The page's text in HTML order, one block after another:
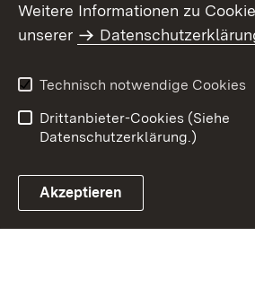
Weitere Informationen zu
unserer
Technisch notwendige Cookies
Drittanbieter-Cookies (Siehe
Datenschutzerklärung.)
Akzeptieren